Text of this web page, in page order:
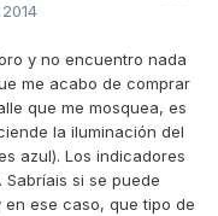
y no encuentro nada
me acabo de comprar
que me mosquea, es
la iluminación del
azul). Los indicadores
si se puede
ese caso, que tipo de